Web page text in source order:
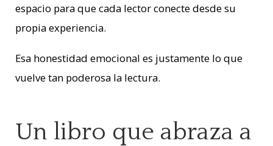
espacio para que cada lector conecte desde su
propia experiencia.
Esa honestidad emocional es justamente lo que
vuelve tan poderosa la lectura.
Un libro que abraza a